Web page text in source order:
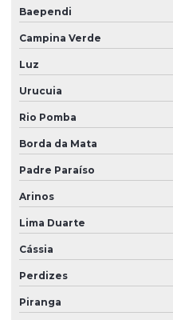
Baependi
Campina Verde
Luz
Urucuia
Rio Pomba
Borda da Mata
Padre Paraíso
Arinos
Lima Duarte
Cássia
Perdizes
Piranga